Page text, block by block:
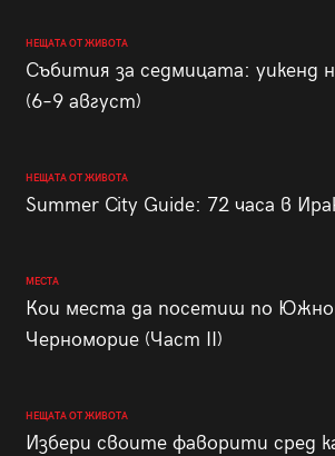
НЕЩАТА ОТ ЖИВОТА
Събития за седмицата: уикенд
(6–9 август)
НЕЩАТА ОТ ЖИВОТА
Summer City Guide: 72 часа в
МЕСТА
Кои места да посетиш по
Черноморие (Част II)
НЕЩАТА ОТ ЖИВОТА
Избери своите фаворити сред